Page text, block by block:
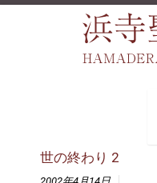
世の終わり 2